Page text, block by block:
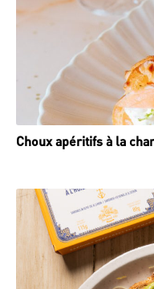
Choux apéritifs à la